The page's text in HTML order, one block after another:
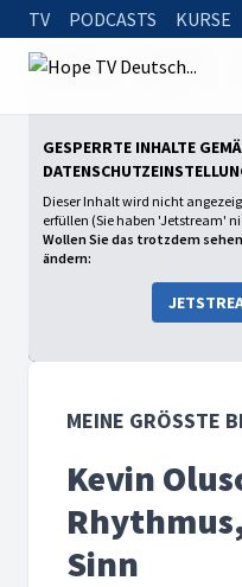
TV PODCASTS KURSE
Startseite
Kevin Olusola - Rhythmus,
GESPERRTE INHALTE
Dieser Inhalt wird nicht
erfüllen (Sie haben 'Jetstream'
Wollen Sie das trotzdem
ändern:
MEINE GRÖSSTE
Kevin
Sinn